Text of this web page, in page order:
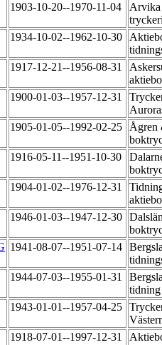
1903-10-20--1970-11-04
Arvika
1934-10-02--1962-10-30
1917-12-21--1956-08-31
1900-01-03--1957-12-31
1905-01-05--1992-02-25
Ågren
1916-05-11--1951-10-30
1904-01-02--1976-12-31
1946-01-03--1947-12-30
1941-08-07--1951-07-14
1944-07-03--1955-01-31
1943-01-01--1957-04-25
1918-07-01--1997-12-31